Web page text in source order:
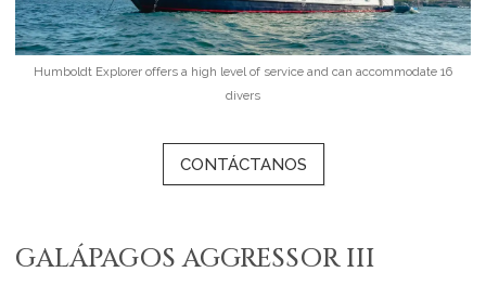
Humboldt Explorer offers a high level of service and can accommodate 16
divers
CONTÁCTANOS
GALÁPAGOS AGGRESSOR III